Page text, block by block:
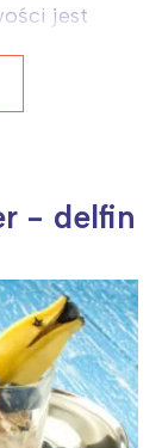
jest
- delfin